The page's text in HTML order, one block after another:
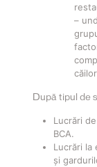
–
După tipul de
Lucrări
BCA.
Lucrări la
și